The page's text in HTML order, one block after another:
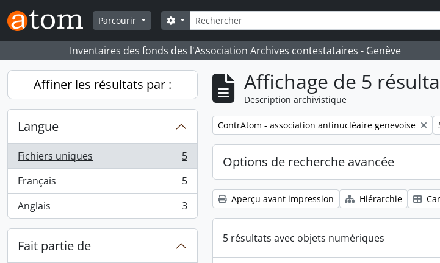
Skip to main content
Parcourir
Rechercher
Search options
Inventaires des fonds des l'Association Archives contestataires - Genève
Affiner les résultats par :
Langue
Fichiers uniques
, 5 résultats
5
Français
, 5 résultats
5
Anglais
, 3 résultats 3
Fait partie de
Affichage de 5
Description archivistique
Remove filter:
ContrAtom - association antinucléaire genevoise
Options de recherche avancée
Aperçu avant impression Hiérarchie
5 résultats avec objets numériques